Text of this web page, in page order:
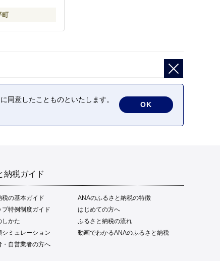
町
納税ガイド
税の基本ガイド
ANAのふるさと納税の特徴
プ特例制度ガイド
はじめての方へ
しかた
ふるさと納税の流れ
シミュレーション
動画でわかるANAのふるさと納税
・自営業者の方へ
同意したことものといたします。
OK